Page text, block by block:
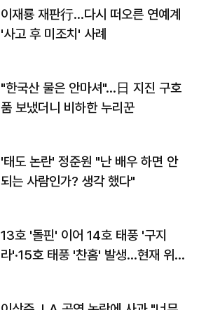
이재룡 재판行…다시 떠오른 연예계
'사고 후 미조치' 사례
"한국산 물은 안마셔"…日 지진 구호
품 보냈더니 비하한 누리꾼
'태도 논란' 정준원 "난 배우 하면 안
되는 사람인가? 생각 했다"
13호 '돌핀' 이어 14호 태풍 '구지
라'·15호 태풍 '찬홈' 발생…현재 위